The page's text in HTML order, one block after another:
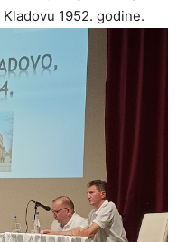
1952. godine.